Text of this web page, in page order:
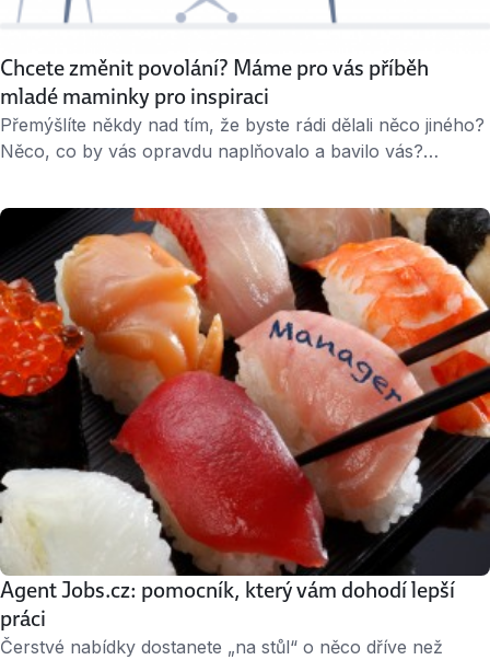
Chcete změnit povolání? Máme pro vás příběh
mladé maminky pro inspiraci
Přemýšlíte někdy nad tím, že byste rádi dělali něco jiného?
Něco, co by vás opravdu naplňovalo a bavilo vás?
Že má smysl vykročit z komfortní zóny a jít za tím, co
člověka láká. Stačí se jen odhodlat a vytrvat. Michaele
Culkové bylo 30 let, když …
Agent Jobs.cz: pomocník, který vám dohodí lepší
práci
Čerstvé nabídky dostanete „na stůl“ o něco dříve než